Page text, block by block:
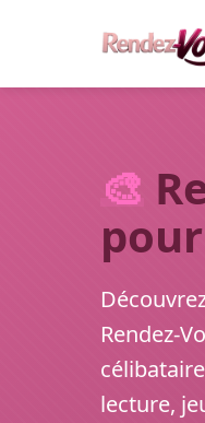
🎨
Rendez-
lecture,